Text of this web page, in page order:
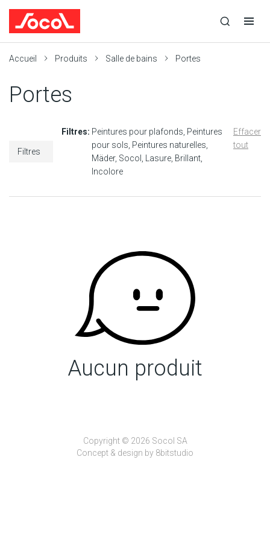
recherche
recherche
navigation
Accueil Produits Salle de bains Portes
Portes
Filtres
Filtres: Peintures pour plafonds Peintures
pour sols Peintures naturelles
Mäder Socol Lasure Brillant
Incolore
Effacer
tout
Aucun produit
Copyright © 2026 Socol SA
Concept & design by 8bitstudio